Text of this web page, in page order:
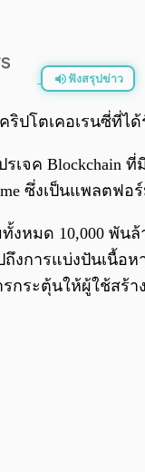
ฟังสรุปข่าว
ริปโตเคอเรนซี่ที่
จค Blockchain ที่
ซึ่งเป็นแพลตฟ
งหมด 10,000 พั
งการแบ่งปันเนื้อ
กระตุ้นให้ผู้ใช้ส